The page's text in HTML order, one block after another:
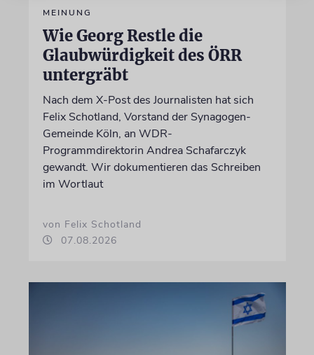
MEINUNG
Wie Georg Restle die
Glaubwürdigkeit des ÖRR
untergräbt
Nach dem X-Post des Journalisten hat sich
Felix Schotland, Vorstand der Synagogen-
Gemeinde Köln, an WDR-
Programmdirektorin Andrea Schafarczyk
gewandt. Wir dokumentieren das Schreiben
im Wortlaut
von Felix Schotland
07.08.2026